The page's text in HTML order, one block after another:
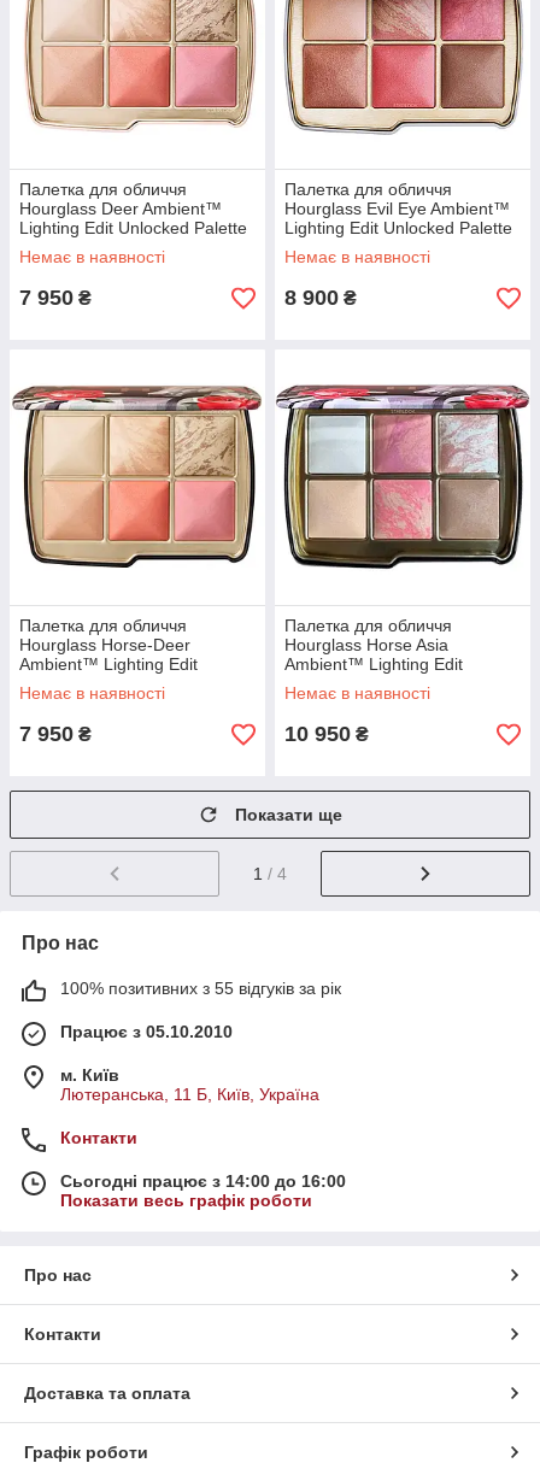
Палетка для обличчя
Hourglass Deer Ambient™
Lighting Edit Unlocked Palette
8.4 г
Немає в наявності
7 950 ₴
Палетка для обличчя
Hourglass Evil Eye Ambient™
Lighting Edit Unlocked Palette
8.4 г
Немає в наявності
8 900 ₴
Палетка для обличчя
Hourglass Horse-Deer
Ambient™ Lighting Edit
Unlocked Palette 8.4 г
Немає в наявності
7 950 ₴
Палетка для обличчя
Hourglass Horse Asia
Ambient™ Lighting Edit
Unlocked Palette 8.4 г
Немає в наявності
10 950 ₴
Показати ще
1 / 4
Про нас
100% позитивних з 55 відгуків за рік
Працює з 05.10.2010
м. Київ
Лютеранська, 11 Б, Київ, Україна
Контакти
Сьогодні працює з 14:00 до 16:00
Показати весь графік роботи
Про нас
Контакти
Доставка та оплата
Графік роботи